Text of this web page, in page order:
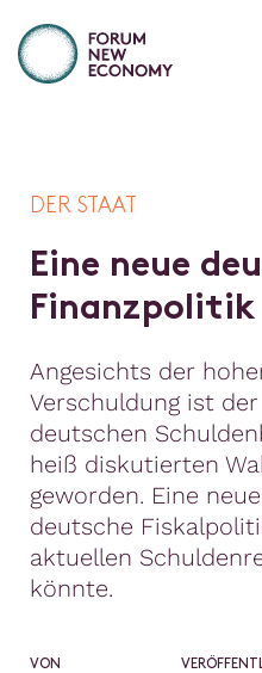
DER STAAT
Eine neue deu
Finanzpolitik
Angesichts der
Verschuldung ist
deutschen
heiß diskutierten
geworden. Eine
deutsche
aktuellen
könnte.
VON